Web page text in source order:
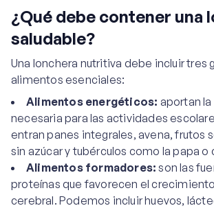
¿Qué debe contener una
saludable?
Una lonchera nutritiva debe incluir tres
alimentos esenciales:
Alimentos energéticos: aportan la
necesaria para las actividades
entran panes integrales, avena, frutos
sin azúcar y tubérculos como la papa o
Alimentos formadores: son las
proteínas que favorecen el
cerebral. Podemos incluir huevos,